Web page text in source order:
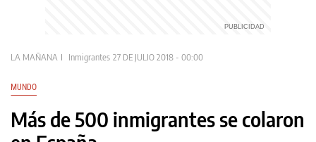
LA MAÑANA Inmigrantes 27 DE JULIO 2018 - 00:00
MUNDO
Más de 500 inmigrantes se colaron